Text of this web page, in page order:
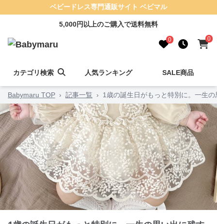
ベビードレス専門通販サイト ベビマル
5,000円以上のご購入で送料無料
0 0
カテゴリ検索 人気ランキング SALE商品
Babymaru TOP › 記事一覧 › 1歳の誕生日がもっと特別に。一生